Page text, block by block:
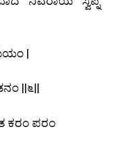
|
||೬||
ಕರಂ ಪರಂ